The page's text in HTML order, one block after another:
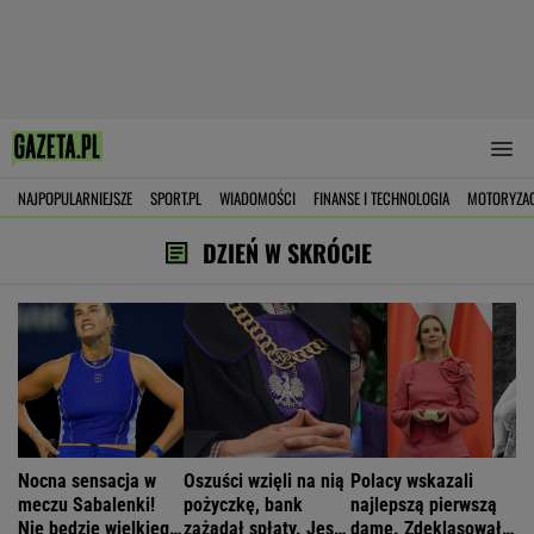
NAJPOPULARNIEJSZE SPORT.PL WIADOMOŚCI FINANSE I TECHNOLOGIA
DZIEŃ W SKRÓCIE
Nocna sensacja w
meczu Sabalenki!
Nie będzie wielkiego
Oszuści wzięli na nią
pożyczkę, bank
zażądał spłaty. Jest
Polacy wskazali
najlepszą pierwszą
damę. Zdeklasowała